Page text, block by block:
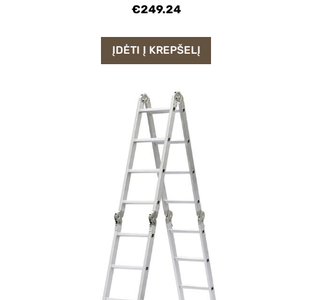
€249.24
ĮDĖTI Į KREPŠELĮ